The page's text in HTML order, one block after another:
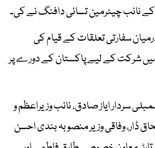
نائب چیئرمین تسائی دافنگ نے کی۔
سفارتی تعلقات کے قیام کی
میں شرکت کے لیے پاکستان کے دورے پر
سردار ایاز صادق، نائب وزیراعظم و
ڈار، وفاقی وزیر منصوبہ بندی احسن